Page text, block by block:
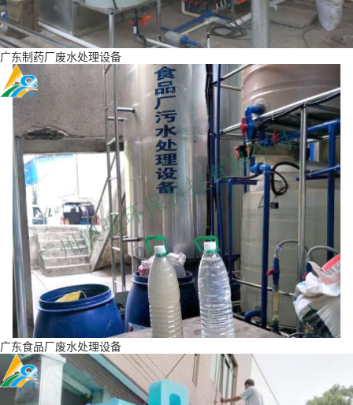
广东制药厂废水处理设备
广东食品厂废水处理设备